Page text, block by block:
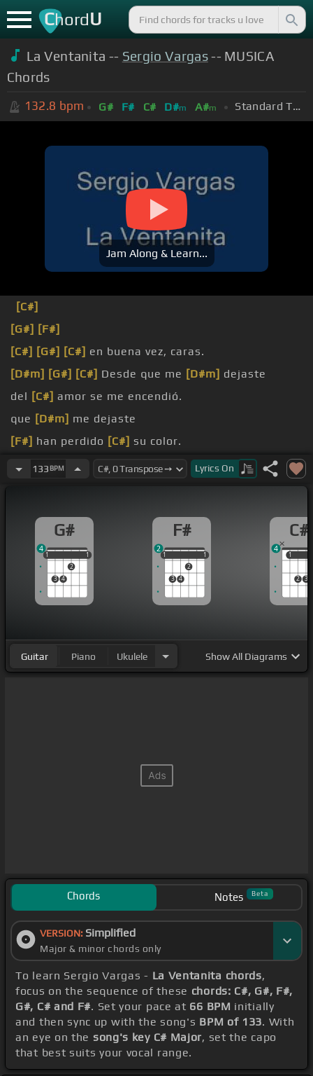
ChordU
La Ventanita -- Sergio Vargas-- MUSICA
Chords
132.8 bpm G# F# C# D#m A#m Standard Tuning (EADGBE)
Jam Along & Learn...
[C#]
[G#] [F#]
[C#] [G#] [C#] en buena vez, caras.
[D#m] [G#] [C#] Desde que me [D#m] dejaste
del [C#] amor se me encendió.
que [D#m] me dejaste
[F#] han perdido [C#] su color.
que[F#]me dejaste
133 BPM Lyrics On
G#
1
3 4
2
1
1 1
4
F#
1
3 4
2
1
1 1
2
C#
1
2 3
1
4
Guitar Piano Ukulele ShowAll Diagrams
Chords Notes Beta
VERSION: Simplified
Major & minor chords only
To learn Sergio Vargas - La Ventanita chords,
focus on the sequence of these chords: C#, G#, F#,
G#, C# and F#. Set your pace at 66 BPM initially
and then sync up with the song's BPM of 133. With
an eye on the song's key C# Major, set the capo
that best suits your vocal range.